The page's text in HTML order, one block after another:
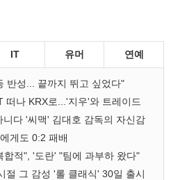
IT 유머 연예
반성... 끝까지 뛰고 싶었다"
떠나 KRX로...'지우'와 트레이드
다 '씨맥' 김대호 감독의 자신감
게도 0:2 패배
합적", '도란' "팀에 과부하 왔다"
절 그 감성 '롤 클래식' 30일 출시